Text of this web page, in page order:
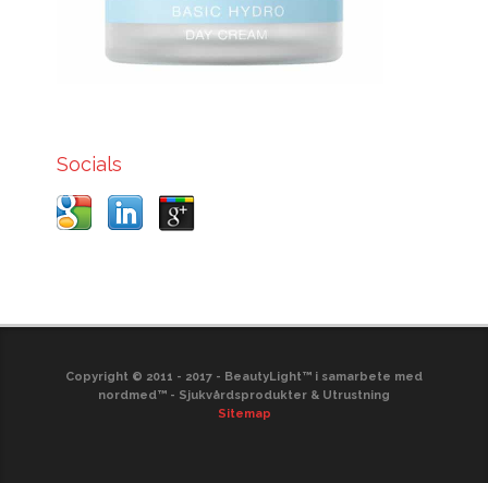
Socials
Copyright © 2011 - 2017 - BeautyLight™ i samarbete med
nordmed™ - Sjukvårdsprodukter & Utrustning
Sitemap